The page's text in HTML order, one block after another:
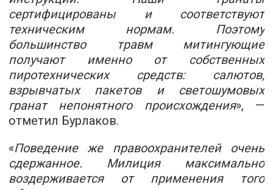
сертифицированы и соответствуют
техническим нормам. Поэтому
большинство травм митингующие
получают именно от собственных
пиротехнических средств: салютов,
взрывчатых пакетов и светошумовых
гранат непонятного происхождения», —
отметил Бурлаков.
«Поведение же правоохранителей очень
сдержанное. Милиция максимально
воздерживается от применения того